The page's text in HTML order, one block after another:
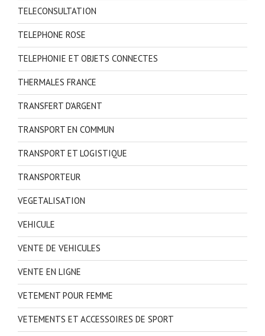
TELECONSULTATION
TELEPHONE ROSE
TELEPHONIE ET OBJETS CONNECTES
THERMALES FRANCE
TRANSFERT D'ARGENT
TRANSPORT EN COMMUN
TRANSPORT ET LOGISTIQUE
TRANSPORTEUR
VEGETALISATION
VEHICULE
VENTE DE VEHICULES
VENTE EN LIGNE
VETEMENT POUR FEMME
VETEMENTS ET ACCESSOIRES DE SPORT